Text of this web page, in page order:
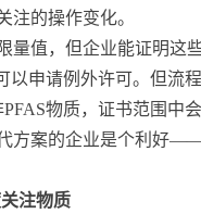
注的操作变化。
量值，但企业能证明这
以申请例外许可。但流
物质，证书范围中
方案的企业是个利好
注物质